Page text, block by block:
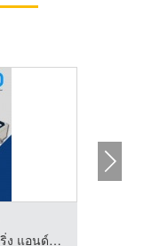
ระบบจัดการน้ำมัน - พีดี เอ็นจิเนียริ่ง แอนด์ซัพพลาย 2018